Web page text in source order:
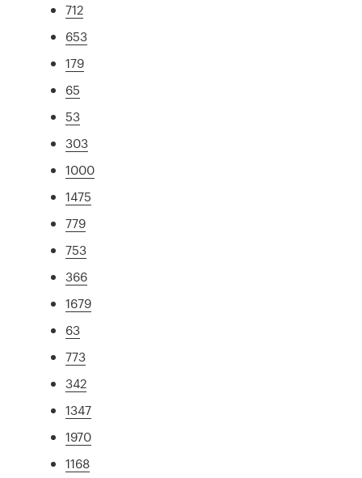
712
653
179
65
53
303
1000
1475
779
753
366
1679
63
773
342
1347
1970
1168